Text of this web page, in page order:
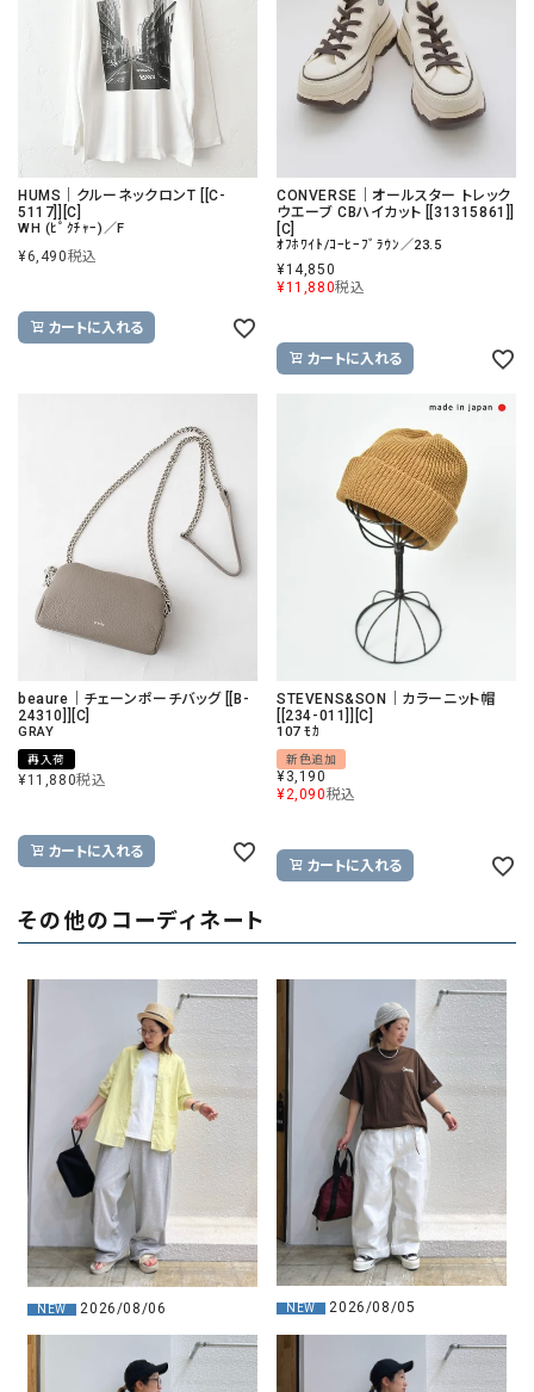
HUMS｜クルーネックロンT [[C-
5117]][C]
WH (ﾋﾟｸﾁｬｰ)／F
¥6,490税込
カートに入れる
CONVERSE｜オールスター トレック
ウエーブ CBハイカット [[31315861]]
[C]
ｵﾌﾎﾜｲﾄ/ｺｰﾋｰﾌﾞﾗｳﾝ／23.5
¥14,850
¥11,880税込
カートに入れる
beaure｜チェーンポーチバッグ [[B-
24310]][C]
GRAY
再入荷
¥11,880税込
カートに入れる
STEVENS&SON｜カラーニット帽
[[234-011]][C]
107 ﾓｶ
新色追加
¥3,190
¥2,090税込
カートに入れる
その他のコーディネート
NEW 2026/08/06 NEW 2026/08/05